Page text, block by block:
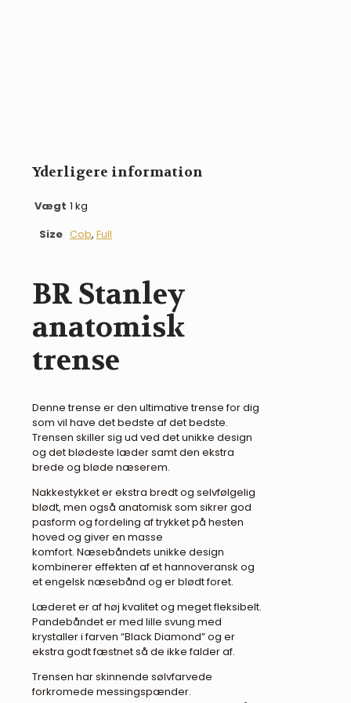
Yderligere information
Vægt 1 kg
Size Cob, Full
BR Stanley
anatomisk
trense
Denne trense er den ultimative trense for dig
som vil have det bedste af det bedste.
Trensen skiller sig ud ved det unikke design
og det blødeste læder samt den ekstra
brede og bløde næserem.
Nakkestykket er ekstra bredt og selvfølgelig
blødt, men også anatomisk som sikrer god
pasform og fordeling af trykket på hesten
hoved og giver en masse
komfort. Næsebåndets unikke design
kombinerer effekten af et hannoveransk og
et engelsk næsebånd og er blødt foret.
Læderet er af høj kvalitet og meget fleksibelt.
Pandebåndet er med lille svung med
krystaller i farven “Black Diamond” og er
ekstra godt fæstnet så de ikke falder af.
Trensen har skinnende sølvfarvede
forkromede messingspænder.